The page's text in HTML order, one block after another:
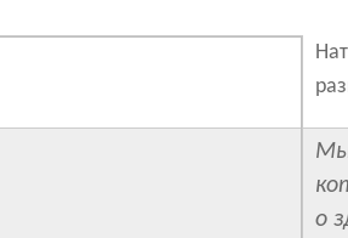
Мы
о